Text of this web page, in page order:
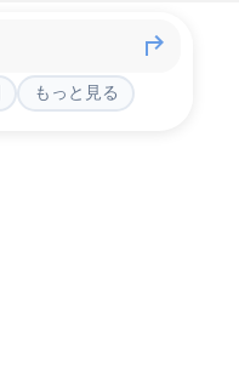
もっと見る